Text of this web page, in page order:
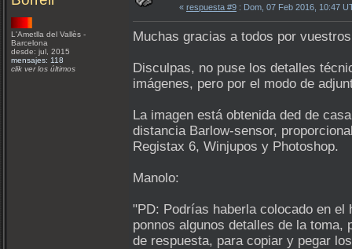
L'Ametlla del Vallès -
Barcelona
desde: jul, 2015
mensajes: 118
clik ver los últimos
« respuesta #9 : Dom, 07 Feb 2016, 10:47
Muchas gracias a todos por
Disculpas, no puse los detalles
imágenes, pero por el modo de
La imagen está obtenida ded de
distancia Barlow-sensor,
Registax 6, Winjupos y Photoshop.
Manolo:
"PD: Podrías haberla colocado en
ponnos algunos detalles de la
de respuesta, para copiar y pegar